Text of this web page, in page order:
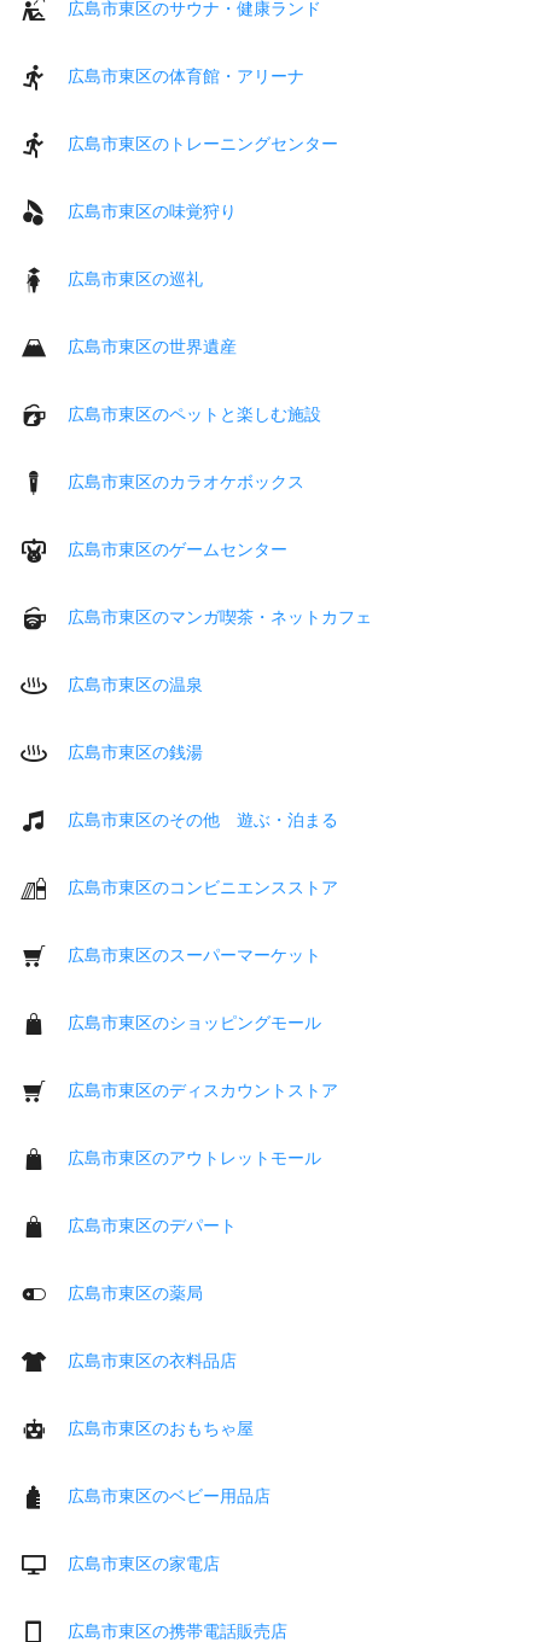
広島市東区のサウナ・健康ランド
広島市東区の体育館・アリーナ
広島市東区のトレーニングセンター
広島市東区の味覚狩り
広島市東区の巡礼
広島市東区の世界遺産
広島市東区のペットと楽しむ施設
広島市東区のカラオケボックス
広島市東区のゲームセンター
広島市東区のマンガ喫茶・ネットカフェ
広島市東区の温泉
広島市東区の銭湯
広島市東区のその他 遊ぶ・泊まる
広島市東区のコンビニエンスストア
広島市東区のスーパーマーケット
広島市東区のショッピングモール
広島市東区のディスカウントストア
広島市東区のアウトレットモール
広島市東区のデパート
広島市東区の薬局
広島市東区の衣料品店
広島市東区のおもちゃ屋
広島市東区のベビー用品店
広島市東区の家電店
広島市東区の携帯電話販売店